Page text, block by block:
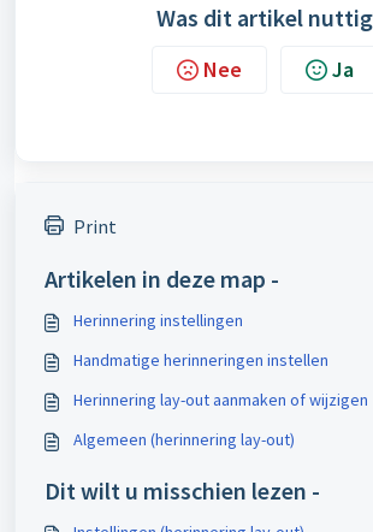
Was dit artikel
Nee Ja
Print
Artikelen in deze map -
Herinnering instellingen
Handmatige herinneringen instellen
Herinnering lay-out aanmaken of wijzigen
Algemeen (herinnering lay-out)
Dit wilt u misschien lezen -